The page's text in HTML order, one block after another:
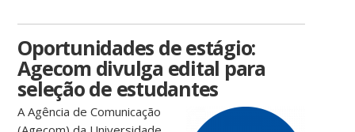
Oportunidades de estágio:
Agecom divulga edital para
seleção de estudantes
A Agência de Comunicação